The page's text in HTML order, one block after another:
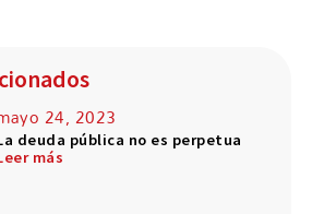
24, 2023
deuda pública no es perpetua
más